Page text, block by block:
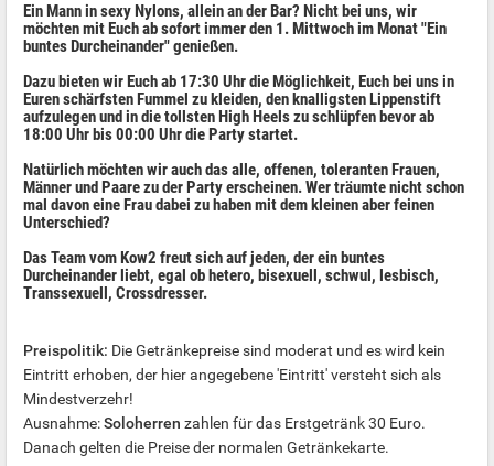
Ein Mann in sexy Nylons, allein an der Bar? Nicht bei uns, wir
möchten mit Euch ab sofort immer den 1. Mittwoch im Monat "Ein
buntes Durcheinander" genießen.
Dazu bieten wir Euch ab 17:30 Uhr die Möglichkeit, Euch bei uns in
Euren schärfsten Fummel zu kleiden, den knalligsten Lippenstift
aufzulegen und in die tollsten High Heels zu schlüpfen bevor ab
18:00 Uhr bis 00:00 Uhr die Party startet.
Natürlich möchten wir auch das alle, offenen, toleranten Frauen,
Männer und Paare zu der Party erscheinen. Wer träumte nicht schon
mal davon eine Frau dabei zu haben mit dem kleinen aber feinen
Unterschied?
Das Team vom Kow2 freut sich auf jeden, der ein buntes
Durcheinander liebt, egal ob hetero, bisexuell, schwul, lesbisch,
Transsexuell, Crossdresser.
Preispolitik: Die Getränkepreise sind moderat und es wird kein
Eintritt erhoben, der hier angegebene 'Eintritt' versteht sich als
Mindestverzehr!
Ausnahme:Soloherren zahlen für das Erstgetränk 30 Euro.
Danach gelten die Preise der normalen Getränkekarte.